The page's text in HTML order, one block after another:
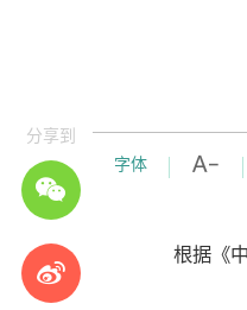
字体
分享到
根据《